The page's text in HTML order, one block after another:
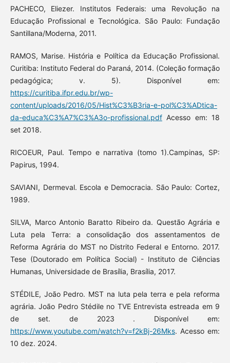
PACHECO, Eliezer. Institutos Federais: uma Revolução na
Educação Profissional e Tecnológica. São Paulo: Fundação
Santillana/Moderna, 2011.
RAMOS, Marise. História e Política da Educação Profissional.
Curitiba: Instituto Federal do Paraná, 2014. (Coleção formação
pedagógica; v. 5). Disponível em:
https://curitiba.ifpr.edu.br/wp-
content/uploads/2016/05/Hist%C3%B3ria-e-pol%C3%ADtica-
da-educa%C3%A7%C3%A3o-profissional.pdfAcesso em: 18
set 2018.
RICOEUR, Paul. Tempo e narrativa (tomo 1).Campinas, SP:
Papirus, 1994.
SAVIANI, Dermeval. Escola e Democracia. São Paulo: Cortez,
1989.
SILVA, Marco Antonio Baratto Ribeiro da. Questão Agrária e
Luta pela Terra: a consolidação dos assentamentos de
Reforma Agrária do MST no Distrito Federal e Entorno. 2017.
Tese (Doutorado em Política Social) - Instituto de Ciências
Humanas, Universidade de Brasília, Brasília, 2017.
STÉDILE, João Pedro. MST na luta pela terra e pela reforma
agrária. João Pedro Stédile no TVE Entrevista estreada em 9
de set. de 2023 . Disponível em:
https://www.youtube.com/watch?v=f2kBj-26Mks. Acesso em:
10 dez. 2024.